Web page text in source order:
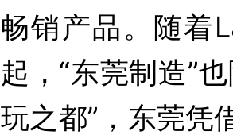
畅销产品。随着
起，“东莞制造”
玩之都”，东莞凭